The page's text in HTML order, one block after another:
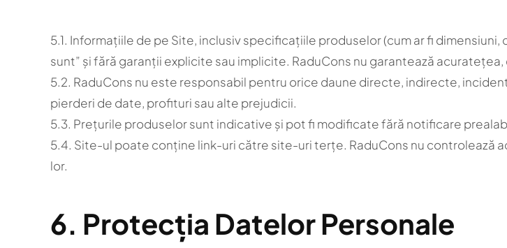
5.1. Informațiile de pe Site, inclusiv specificațiile produselor (cum ar fi
sunt” și fără garanții explicite sau implicite. RaduCons nu garantează
5.2. RaduCons nu este responsabil pentru orice daune directe, indirecte,
pierderi de date, profituri sau alte prejudicii.
5.3. Prețurile produselor sunt indicative și pot fi modificate fără notificare
5.4. Site-ul poate conține link-uri către site-uri terțe. RaduCons nu controlează
lor.
6. Protecția Datelor Personale